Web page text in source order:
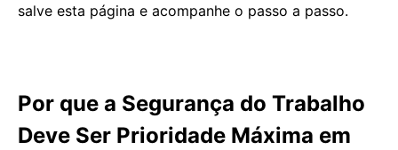
salve esta página e acompanhe o passo a passo.
Por que a Segurança do Trabalho
Deve Ser Prioridade Máxima em